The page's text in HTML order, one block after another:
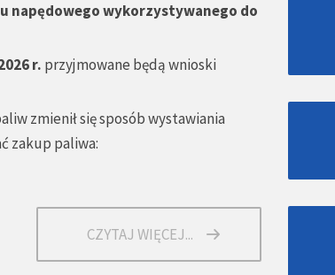
napędowego wykorzystywanego do
r. przyjmowane będą wnioski
zmienił się sposób wystawiania
zakup paliwa:
CZYTAJ WIĘCEJ...